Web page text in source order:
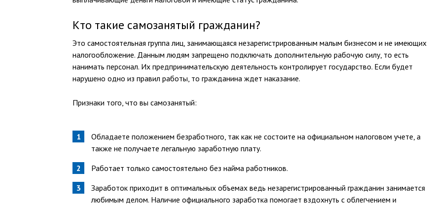
Кто такие самозанятый гражданин?
Это самостоятельная группа лиц, занимающаяся незарегистрированным малым бизнесом и не имеющих
налогообложение. Данным людям запрещено подключать дополнительную рабочую силу, то есть
нанимать персонал. Их предпринимательскую деятельность контролирует государство. Если будет
нарушено одно из правил работы, то гражданина ждет наказание.
Признаки того, что вы самозанятый:
Обладаете положением безработного, так как не состоите на официальном налоговом учете, а
также не получаете легальную заработную плату.
Работает только самостоятельно без найма работников.
Заработок приходит в оптимальных объемах ведь незарегистрированный гражданин занимается
любимым делом. Наличие официального заработка помогает вздохнуть с облегчением и